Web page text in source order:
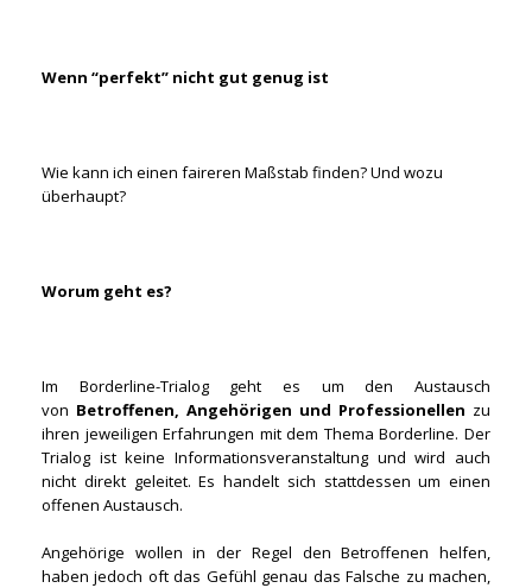
Wenn “perfekt” nicht gut genug ist
Wie kann ich einen faireren Maßstab finden? Und wozu
überhaupt?
Worum geht es?
Im Borderline-Trialog geht es um den Austausch
von Betroffenen, Angehörigen und Professionellen zu
ihren jeweiligen Erfahrungen mit dem Thema Borderline. Der
Trialog ist keine Informationsveranstaltung und wird auch
nicht direkt geleitet. Es handelt sich stattdessen um einen
offenen Austausch.
Angehörige wollen in der Regel den Betroffenen helfen,
haben jedoch oft das Gefühl genau das Falsche zu machen,